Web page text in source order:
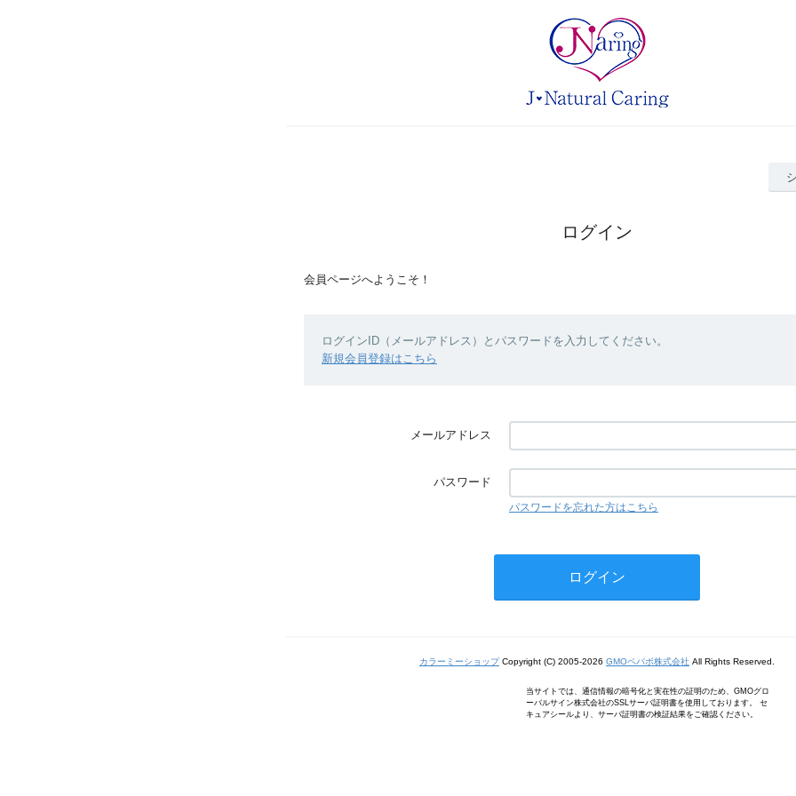
ログイン
会員ページへようこそ！
ログインID（メールアドレス）とパスワードを入力してください。
新規会員登録はこちら
メールアドレス
パスワード
パスワードを忘れた方はこちら
カラーミーショップCopyright (C) 2005-2026 GMOペパボ株式会社 All Rights Reserved.
当サイトでは、通信情報の暗号化と実在性の証明のため、GMOグロ
ーバルサイン株式会社のSSLサーバ証明書を使用しております。 セ
キュアシールより、サーバ証明書の検証結果をご確認ください。